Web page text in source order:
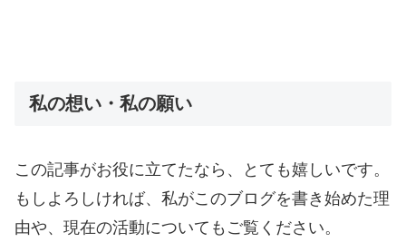
私の想い・私の願い
この記事がお役に立てたなら、とても嬉しいです。
もしよろしければ、私がこのブログを書き始めた理
由や、現在の活動についてもご覧ください。